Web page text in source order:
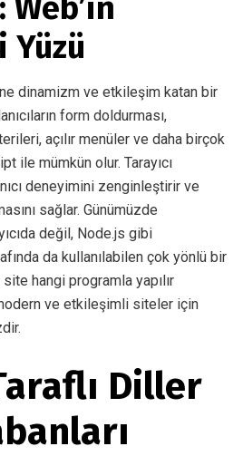
Web’in
dinamizm ve etkileşim katan bir
form doldurması,
açılır menüler ve daha birçok
ile mümkün olur. Tarayıcı
deneyimini zenginleştirir ve
sağlar. Günümüzde
değil, Node.js gibi
da kullanılabilen çok yönlü bir
hangi programla yapılır
ve etkileşimli siteler için
Diller